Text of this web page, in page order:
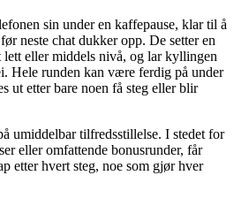
sin under en kaffepause, klar til å
neste chat dukker opp. De setter en
lett eller middels nivå, og lar kyllingen
Hele runden kan være ferdig på under
ut etter bare noen få steg eller blir
umiddelbar tilfredsstillelse. I stedet for
eller omfattende bonusrunder, får
etter hvert steg, noe som gjør hver